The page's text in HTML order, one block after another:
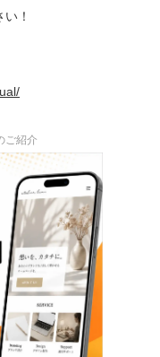
！
ご紹介